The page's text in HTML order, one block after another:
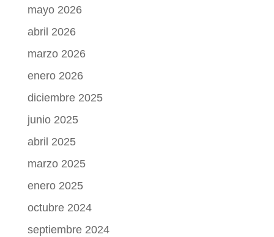
mayo 2026
abril 2026
marzo 2026
enero 2026
diciembre 2025
junio 2025
abril 2025
marzo 2025
enero 2025
octubre 2024
septiembre 2024